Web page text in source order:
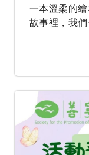
一本溫柔的
故事裡，我
孩子能自在
念」，學習